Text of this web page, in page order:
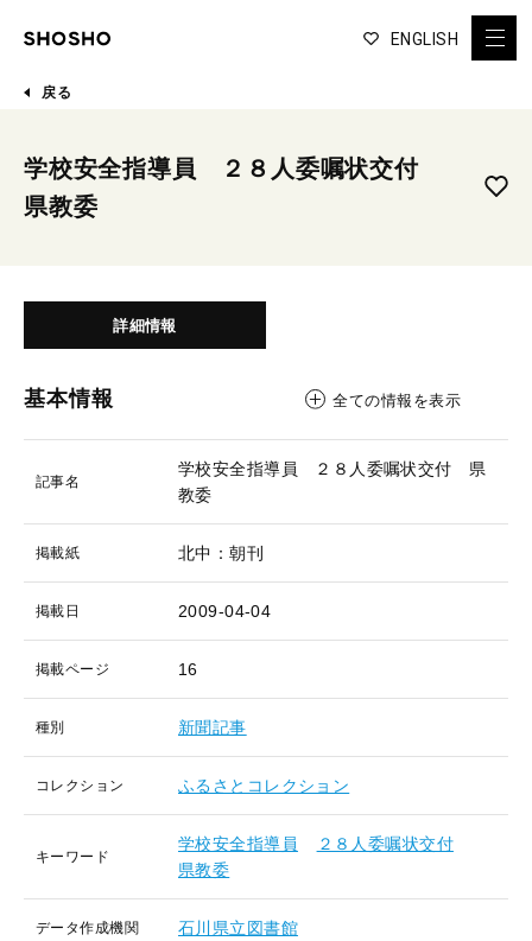
ENGLISH
戻る
学校安全指導員 ２８人委嘱状交付
県教委
詳細情報
基本情報 全ての情報を表示
記事名
学校安全指導員 ２８人委嘱状交付 県
教委
掲載紙 北中：朝刊
掲載日 2009-04-04
掲載ページ 16
種別 新聞記事
コレクション ふるさとコレクション
キーワード
学校安全指導員
２８人委嘱状交付
県教委
データ作成機関 石川県立図書館